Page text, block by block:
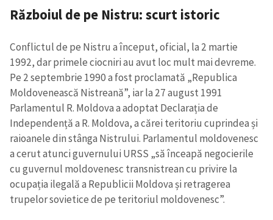
Războiul de pe Nistru: scurt istoric
Conflictul de pe Nistru a început, oficial, la 2 martie
1992, dar primele ciocniri au avut loc mult mai devreme.
Pe 2 septembrie 1990 a fost proclamată „Republica
Moldovenească Nistreană”, iar la 27 august 1991
Parlamentul R. Moldova a adoptat Declarația de
Independență a R. Moldova, a cărei teritoriu cuprindea și
raioanele din stânga Nistrului. Parlamentul moldovenesc
a cerut atunci guvernului URSS „să înceapă negocierile
cu guvernul moldovenesc transnistrean cu privire la
ocupația ilegală a Republicii Moldova și retragerea
trupelor sovietice de pe teritoriul moldovenesc”.